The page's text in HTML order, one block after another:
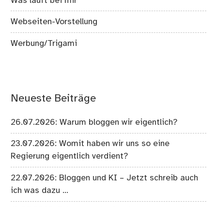
Webseiten-Vorstellung
Werbung/Trigami
Neueste Beiträge
26.07.2026: Warum bloggen wir eigentlich?
23.07.2026: Womit haben wir uns so eine
Regierung eigentlich verdient?
22.07.2026: Bloggen und KI – Jetzt schreib auch
ich was dazu …